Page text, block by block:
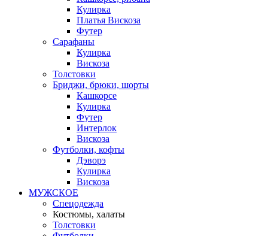
Кулирка
Платья Вискоза
Футер
Сарафаны
Кулирка
Вискоза
Толстовки
Бриджи, брюки, шорты
Кашкорсе
Кулирка
Футер
Интерлок
Вискоза
Футболки, кофты
Дэворэ
Кулирка
Вискоза
МУЖСКОЕ
Спецодежда
Костюмы, халаты
Толстовки